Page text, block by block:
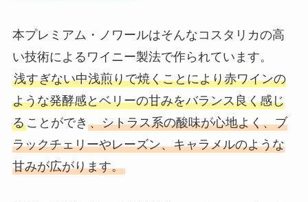
本プレミアム・ノワールはそんなコスタリカの高
い技術によるワイニー製法で作られています。
浅すぎない中浅煎りで焼くことにより赤ワインの
ような発酵感とベリーの甘みをバランス良く感じ
ることができ 、シトラス系の酸味が心地よく、ブ
ラックチェリーやレーズン、キャラメルのような
甘みが広がります。